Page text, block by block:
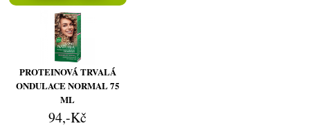
PROTEINOVÁ TRVALÁ
ONDULACE NORMAL 75
ML
94,-Kč